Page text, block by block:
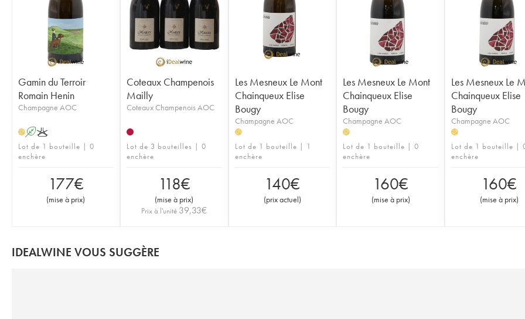
Gamin du Terroir
Romain Henin
Champagne AOC
H AK
Lot de 1 bouteille | 0
enchère
177€
(mise à prix)
Coteaux Champenois
Mailly
Coteaux Champenois AOC
Lot de 3 bouteilles | 0
enchère
118€
(mise à prix)
Prix à l'unité 39,33€
Les Mesneux Le Mont
Chainqueux Elise
Bougy
Champagne AOC
H
Lot de 1 bouteille | 1
enchère
140€
(prix actuel)
Les Mesneux Le Mont
Chainqueux Elise
Bougy
Champagne AOC
H
Lot de 1 bouteille | 0
enchère
160€
(mise à prix)
Les Mesneux Le
Chainqueux Elise
Bougy
Champagne AOC
H
Lot de 1 bouteille |
enchère
160€
(mise à prix)
IDEALWINE VOUS SUGGÈRE